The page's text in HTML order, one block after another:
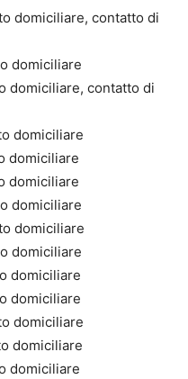
domiciliare, contatto di
domiciliare
domiciliare, contatto di
domiciliare
domiciliare
domiciliare
domiciliare
domiciliare
domiciliare
domiciliare
domiciliare
domiciliare
domiciliare
domiciliare